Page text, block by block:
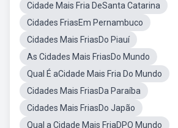
Cidade Mais Fria DeSanta Catarina
Cidades FriasEm Pernambuco
Cidades Mais FriasDo Piauí
As Cidades Mais FriasDo Mundo
Qual É aCidade Mais Fria Do Mundo
Cidades Mais FriasDa Paraíba
Cidades Mais FriasDo Japão
Qual a Cidade Mais FriaDPO Mundo